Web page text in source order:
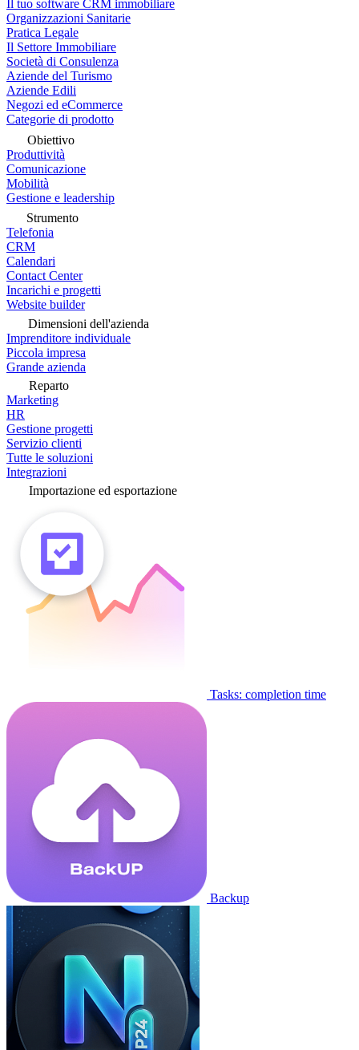
Il tuo software CRM immobiliare
Organizzazioni Sanitarie
Pratica Legale
Il Settore Immobiliare
Società di Consulenza
Aziende del Turismo
Aziende Edili
Negozi ed eCommerce
Categorie di prodotto
Obiettivo
Produttività
Comunicazione
Mobilità
Gestione e leadership
Strumento
Telefonia
CRM
Calendari
Contact Center
Incarichi e progetti
Website builder
Dimensioni dell'azienda
Imprenditore individuale
Piccola impresa
Grande azienda
Reparto
Marketing
HR
Gestione progetti
Servizio clienti
Tutte le soluzioni
Integrazioni
Importazione ed esportazione
Tasks: completion time
Backup